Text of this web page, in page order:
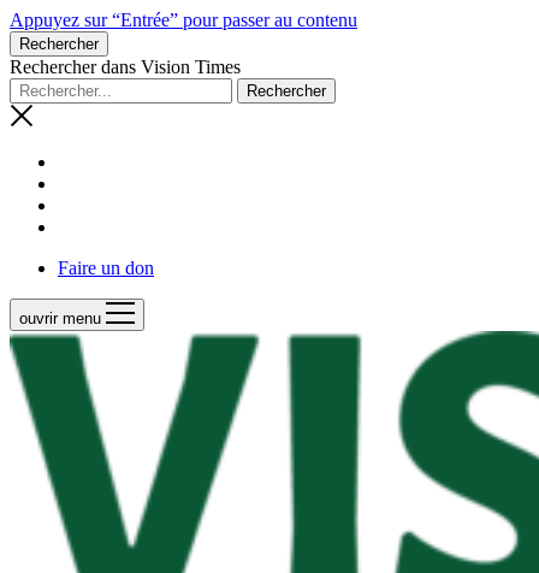
Appuyez sur “Entrée” pour passer au contenu
Rechercher
Rechercher dans Vision Times
Faire un don
ouvrir menu